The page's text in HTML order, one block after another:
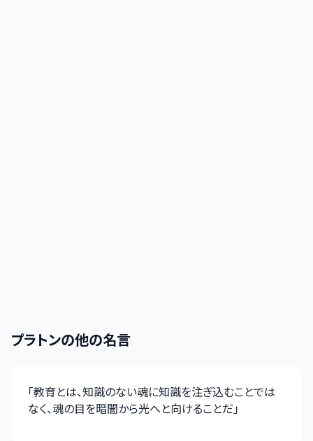
プラトンの他の名言
「教育とは、知識のない魂に知識を注ぎ込むことでは
なく、魂の目を暗闇から光へと向けることだ」